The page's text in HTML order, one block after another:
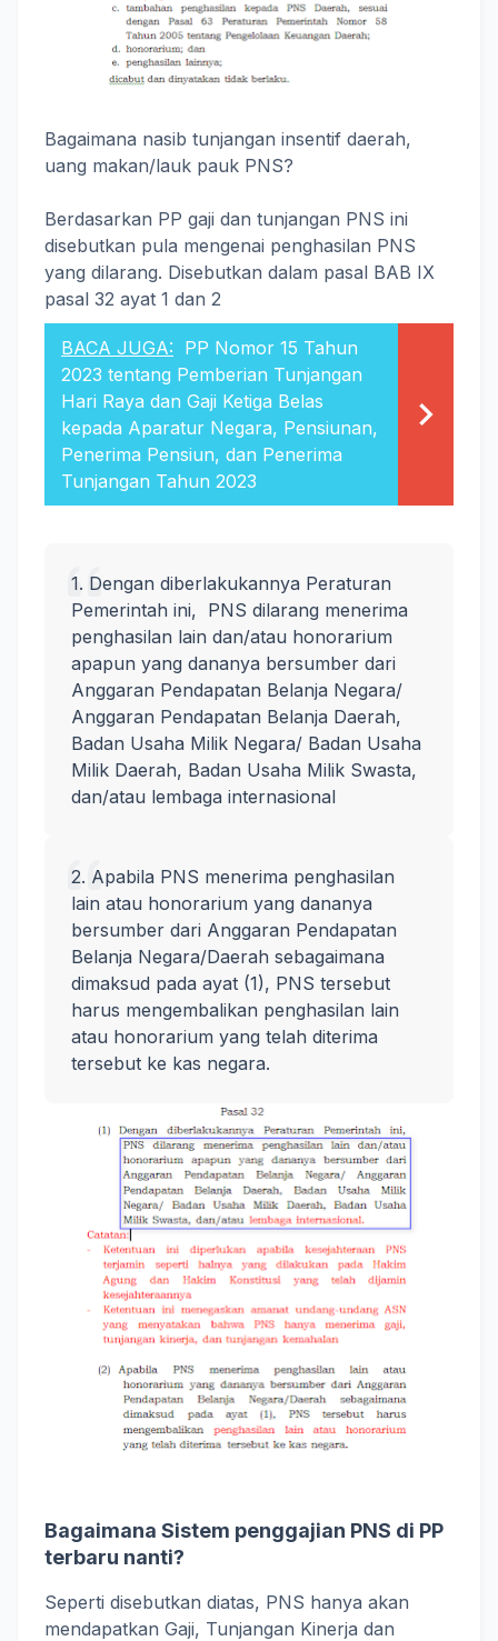
Bagaimana nasib tunjangan insentif daerah,
uang makan/lauk pauk PNS?
Berdasarkan PP gaji dan tunjangan PNS ini
disebutkan pula mengenai penghasilan PNS
yang dilarang. Disebutkan dalam pasal BAB IX
pasal 32 ayat 1 dan 2
BACA JUGA: PP Nomor 15 Tahun
2023 tentang Pemberian Tunjangan
Hari Raya dan Gaji Ketiga Belas
kepada Aparatur Negara, Pensiunan,
Penerima Pensiun, dan Penerima
Tunjangan Tahun 2023
1. Dengan diberlakukannya Peraturan
Pemerintah ini, PNS dilarang menerima
penghasilan lain dan/atau honorarium
apapun yang dananya bersumber dari
Anggaran Pendapatan Belanja Negara/
Anggaran Pendapatan Belanja Daerah,
Badan Usaha Milik Negara/ Badan Usaha
Milik Daerah, Badan Usaha Milik Swasta,
dan/atau lembaga internasional
2. Apabila PNS menerima penghasilan
lain atau honorarium yang dananya
bersumber dari Anggaran Pendapatan
Belanja Negara/Daerah sebagaimana
dimaksud pada ayat (1), PNS tersebut
harus mengembalikan penghasilan lain
atau honorarium yang telah diterima
tersebut ke kas negara.
Bagaimana Sistem penggajian PNS di PP
terbaru nanti?
Seperti disebutkan diatas, PNS hanya akan
mendapatkan Gaji, Tunjangan Kinerja dan